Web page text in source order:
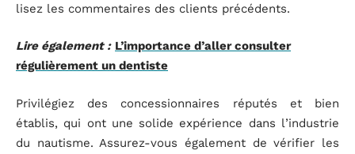
lisez les commentaires des clients précédents.
Lire également : L’importance d’aller consulter
régulièrement un dentiste
Privilégiez des concessionnaires réputés et bien
établis, qui ont une solide expérience dans l’industrie
du nautisme. Assurez-vous également de vérifier les